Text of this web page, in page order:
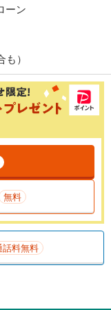
ーン
）
無料
話料無料